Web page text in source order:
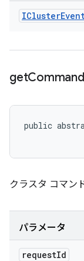
ICluster
getCommand
public
クラスタ コマン
パラメータ
requestId